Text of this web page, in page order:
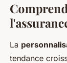
La
tendance